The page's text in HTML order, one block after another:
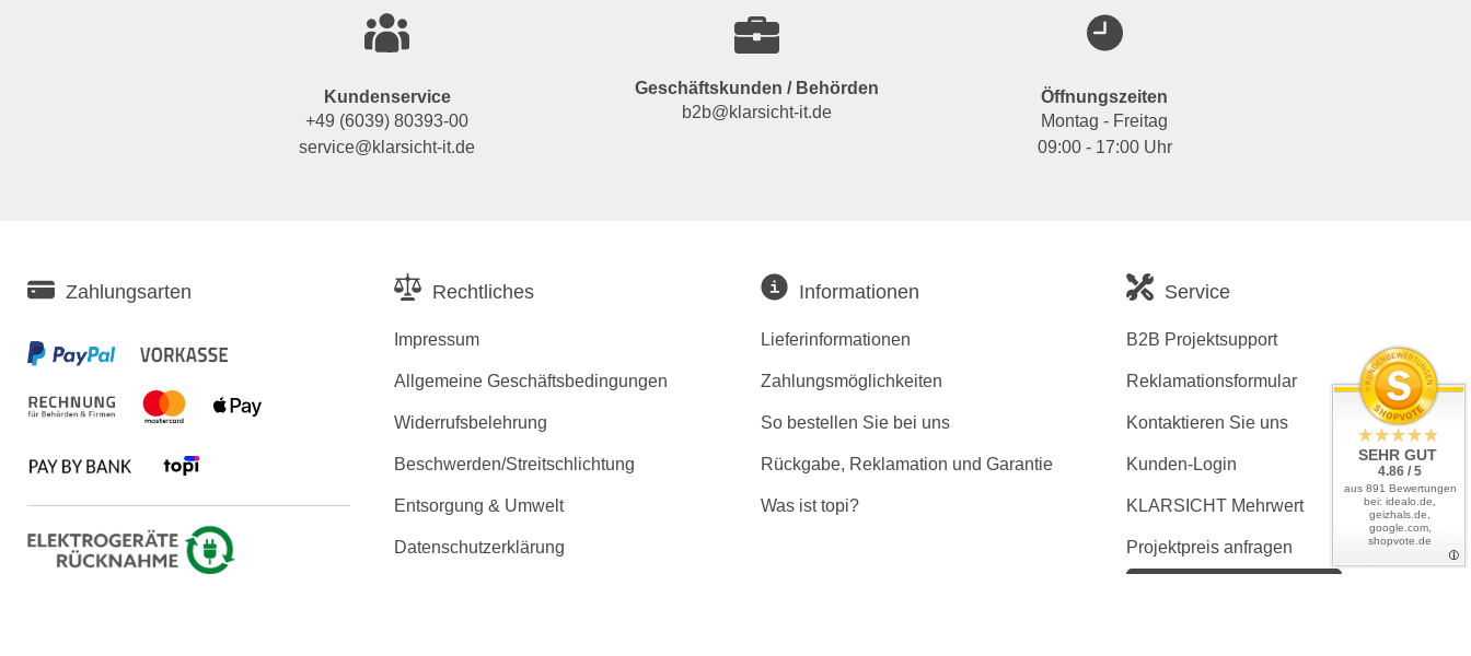
Kundenservice
+49 (6039) 80393-00
service@klarsicht-it.de
Geschäftskunden / Behörden
b2b@klarsicht-it.de
Öffnungszeiten
Montag - Freitag
09:00 - 17:00 Uhr
Zahlungsarten Rechtliches
Impressum
Allgemeine Geschäftsbedingungen
Widerrufsbelehrung
Beschwerden/Streitschlichtung
Entsorgung & Umwelt
Datenschutzerklärung
Informationen
Lieferinformationen
Zahlungsmöglichkeiten
So bestellen Sie bei uns
Rückgabe, Reklamation und Garantie
Was ist topi?
Service
B2B Projektsupport
Reklamationsformular
Kontaktieren Sie uns
Kunden-Login
KLARSICHT Mehrwert
Projektpreis anfragen
SEHR GUT
4.86 / 5
aus 891 Bewertungen
bei: idealo.de,
geizhals.de,
google.com,
shopvote.de